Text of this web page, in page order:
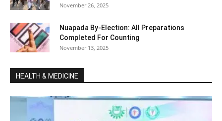
November 26, 2025
Nuapada By-Election: All Preparations
Completed For Counting
November 13, 2025
HEALTH & MEDICINE